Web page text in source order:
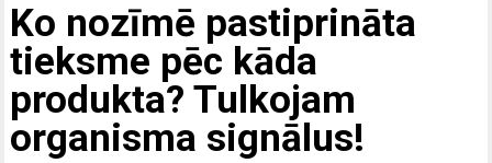
Ko nozīmē pastiprināta
tieksme pēc kāda
produkta? Tulkojam
organisma signālus!